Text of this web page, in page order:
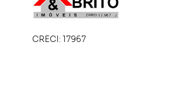
CRECI: 17967